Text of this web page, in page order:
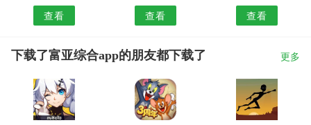
查看 查看 查看
下载了富亚综合app的朋友都下载了 更多